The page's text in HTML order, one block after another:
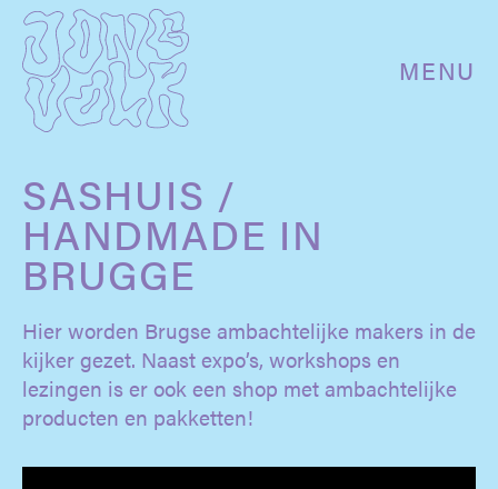
MENU
SASHUIS /
HANDMADE IN
BRUGGE
Hier worden Brugse ambachtelijke makers in de
kijker gezet. Naast expo’s, workshops en
lezingen is er ook een shop met ambachtelijke
producten en pakketten!